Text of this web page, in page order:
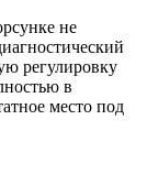
не
регулировку
в
место под